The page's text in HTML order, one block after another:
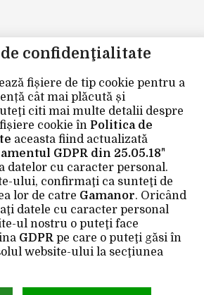
confidenţialitate
fișiere de tip cookie pentru a
cât mai plăcută și
citi mai multe detalii despre
cookie în Politica de
aceasta fiind actualizată
GDPR din 25.05.18"
datelor cu caracter personal.
ului, confirmaţi ca sunteţi de
lor de catre Gamanor. Oricând
datele cu caracter personal
ul nostru o puteţi face
GDPR pe care o puteţi găsi în
website-ului la secţiunea
Site realizat de